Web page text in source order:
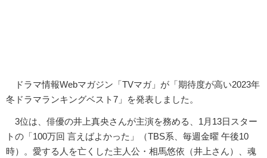
ドラマ情報Webマガジン「TVマガ」が「期待度が高い2023年
冬ドラマランキングベスト7」を発表しました。
3位は、俳優の井上真央さんが主演を務める、1月13日スター
トの「100万回 言えばよかった」（TBS系、毎週金曜 午後10
時）。愛する人を亡くした主人公・相馬悠依（井上さん）、魂